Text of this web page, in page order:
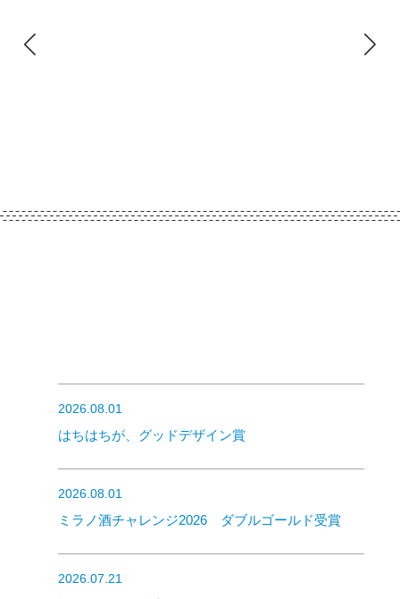
2026.08.01
はちはちが、グッドデザイン賞
2026.08.01
ミラノ酒チャレンジ2026 ダブルゴールド受賞
2026.07.21